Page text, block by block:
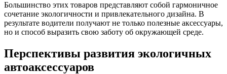
Большинство этих товаров представляют собой гармоничное
сочетание экологичности и привлекательного дизайна. В
результате водители получают не только полезные аксессуары,
но и способ выразить свою заботу об окружающей среде.
Перспективы развития экологичных
автоаксессуаров